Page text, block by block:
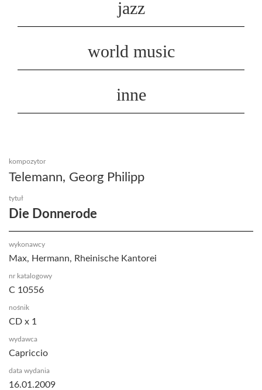
jazz
world music
inne
kompozytor
Telemann, Georg Philipp
tytuł
Die Donnerode
wykonawcy
Max, Hermann, Rheinische Kantorei
nr katalogowy
C 10556
nośnik
CD x 1
wydawca
Capriccio
data wydania
16.01.2009